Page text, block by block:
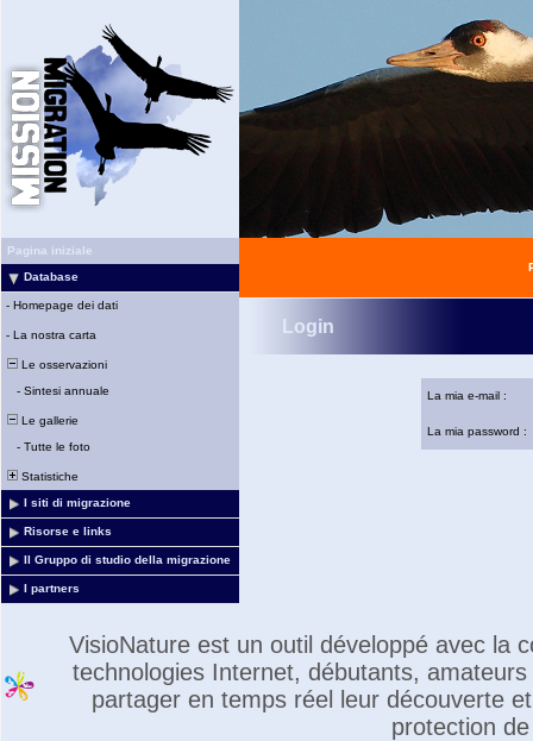
Pagina iniziale
Database
- Homepage dei dati
- La nostra carta
Le osservazioni
- Sintesi annuale
Le gallerie
- Tutte le foto
Statistiche
I siti di migrazione
Risorse e links
Il Gruppo di studio della migrazione
I partners
Login
La mia e-mail :
La mia password :
VisioNature est un outil développé avec la
technologies Internet, débutants,
partager en temps réel leur découverte
protection